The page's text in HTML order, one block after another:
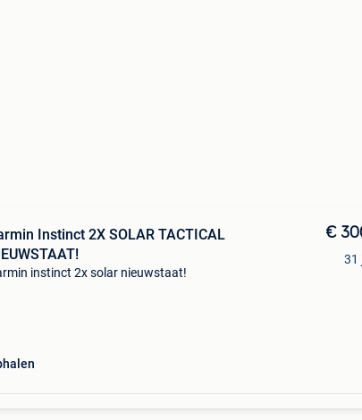
Instinct 2X SOLAR TACTICAL
instinct 2x solar nieuwstaat!
€
31